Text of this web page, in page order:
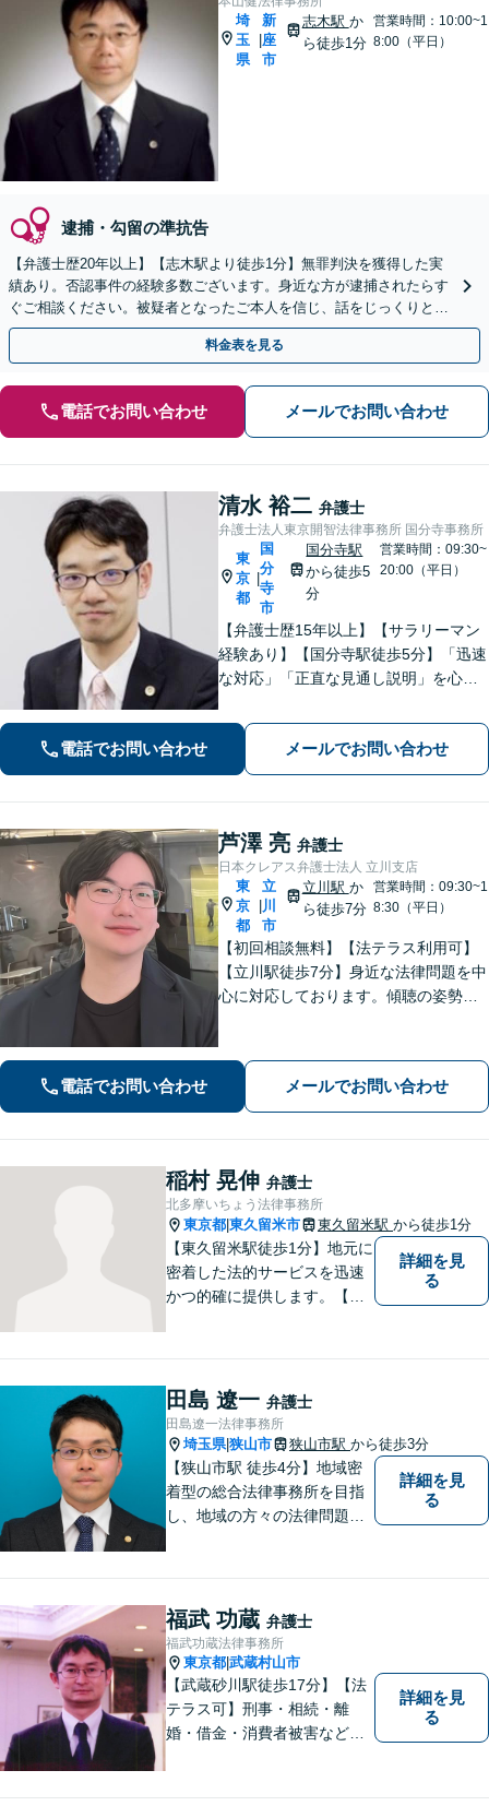
埼
玉
県
新
座
市
志木駅 か
ら徒歩1分
営業時間：10:00~1
8:00（平日）
逮捕・勾留の準抗告
【弁護士歴20年以上】【志木駅より徒歩1分】無罪判決を獲得した実
績あり。否認事件の経験多数ございます。身近な方が逮捕されたらす
ぐご相談ください。被疑者となったご本人を信じ、話をじっくりと伺
い、弁護活動を行います。面会も頻繁に対応。
料金表を見る
電話でお問い合わせ メールでお問い合わせ
清水 裕二 弁護士
弁護士法人東京開智法律事務所 国分寺事務所
東
京
都
|
国
分
寺
市
国分寺駅
から徒歩5
分
営業時間：09:30~
20:00（平日）
【弁護士歴15年以上】【サラリーマン
経験あり】【国分寺駅徒歩5分】「迅速
な対応」「正直な見通し説明」を心が
はじめ、私生活で生じるさまざまな悩
みに寄り添います！一人ひとりに最適
な解決策をご提案。【夜間・休日相談
可】
電話でお問い合わせ メールでお問い合わせ
芦澤 亮 弁護士
日本クレアス弁護士法人 立川支店
東
京
都
立
川
市
立川駅 か
ら徒歩7分
営業時間：09:30~1
8:30（平日）
【初回相談無料】【法テラス利用可】
【立川駅徒歩7分】身近な法律問題を中
心に対応しております。傾聴の姿勢と
ましたらお気軽にご相談ください。
【電話相談可】【休日・夜間面談可】
電話でお問い合わせ メールでお問い合わせ
稲村 晃伸 弁護士
北多摩いちょう法律事務所
東京都 東久留米市 東久留米駅 から徒歩1分
【東久留米駅徒歩1分】地元に
密着した法的サービスを迅速
かつ的確に提供します。【当
納得のいく解決を目指して、
全力を尽くします。【法テラ
ス利用可能】
詳細を見
る
田島 遼一 弁護士
田島遼一法律事務所
埼玉県|狭山市 狭山市駅 から徒歩3分
【狭山市駅 徒歩4分】地域密
着型の総合法律事務所を目指
し、地域の方々の法律問題を
気軽にご相談ください。
詳細を見
る
福武 功蔵 弁護士
福武功蔵法律事務所
東京都 武蔵村山市
【武蔵砂川駅徒歩17分】【法
テラス可】刑事・相続・離
婚・借金・消費者被害など、
味方となり、しかるべき方向
詳細を見
る